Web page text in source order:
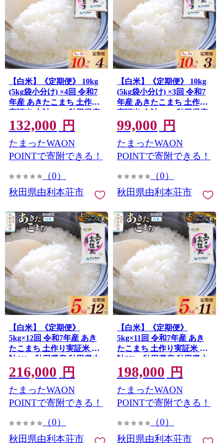
【白米】《定期便》 10kg
(5kg袋小分け) ×4回 令和7
年産 あきたこまち 土作り
実証米 合計40kg 秋田県産
秋田県由利本荘市
132,000 円
たまったWAON
POINTで寄附できる！
（0）
秋田県由利本荘市
【白米】《定期便》 10kg
(5kg袋小分け) ×3回 令和7
年産 あきたこまち 土作り
実証米 合計30kg 秋田県産
秋田県由利本荘市
99,000 円
たまったWAON
POINTで寄附できる！
（0）
秋田県由利本荘市
【白米】《定期便》
5kg×12回 令和7年産 あき
たこまち 土作り実証米 合
計60kg 秋田県産 秋田県由
利本荘市
216,000 円
たまったWAON
POINTで寄附できる！
（0）
秋田県由利本荘市
【白米】《定期便》
5kg×11回 令和7年産 あき
たこまち 土作り実証米 合
計55kg 秋田県産 秋田県由
利本荘市
198,000 円
たまったWAON
POINTで寄附できる！
（0）
秋田県由利本荘市